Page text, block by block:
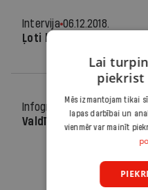
Intervija 06.12.2018.
Ļoti labā dzīves posmā
Infografika
17.10.2018.
Valdības lietas
Lai
piekrist
Mēs izmantojam tikai
lapas darbībai un
vienmēr var mainīt